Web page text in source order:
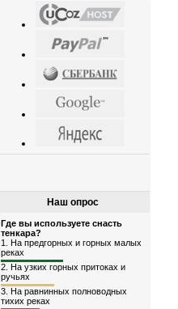
Наш опрос
Где вы используете снасть
тенкара?
1. На предгорных и горных малых
реках
2. На узких горных притоках и
ручьях
3. На равнинных полноводных
тихих реках